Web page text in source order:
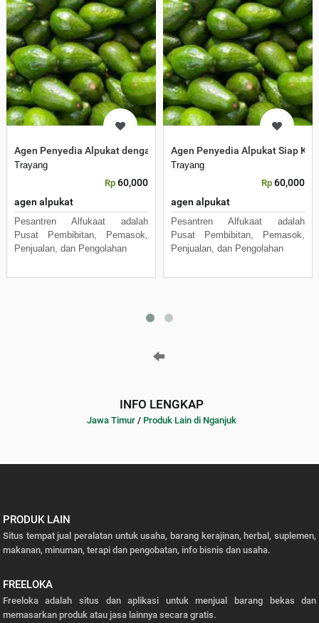
Agen Penyedia Alpukat dengan Layanan Cepat di Nganjuk
Trayang
Rp 60,000
agen alpukat
Pesantren Alfukaat adalah
Pusat Pembibitan, Pemasok,
Penjualan, dan Pengolahan
Agen Penyedia Alpukat Siap
Trayang
Rp 60,000
agen alpukat
Pesantren Alfukaat adalah
Pusat Pembibitan, Pemasok,
Penjualan, dan Pengolahan
INFO LENGKAP
Jawa Timur / Produk Lain di Nganjuk
PRODUK LAIN
Situs tempat jual peralatan untuk usaha, barang kerajinan, herbal, suplemen,
makanan, minuman, terapi dan pengobatan, info bisnis dan usaha.
FREELOKA
Freeloka adalah situs dan aplikasi untuk menjual barang bekas dan
memasarkan produk atau jasa lainnya secara gratis.